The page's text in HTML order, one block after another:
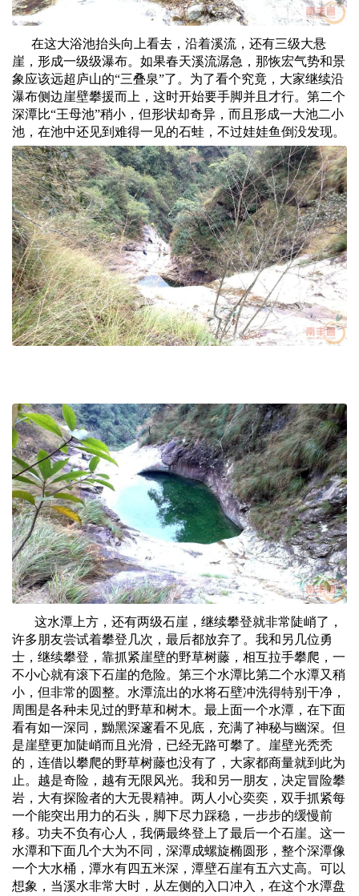
在这大浴池抬头向上看去，沿着溪流，还有三级大悬
崖，形成一级级瀑布。如果春天溪流潺急，那恢宏气势和景
象应该远超庐山的“三叠泉”了。为了看个究竟，大家继续沿
瀑布侧边崖壁攀援而上，这时开始要手脚并且才行。第二个
深潭比“王母池”稍小，但形状却奇异，而且形成一大池二小
池，在池中还见到难得一见的石蛙，不过娃娃鱼倒没发现。
这水潭上方，还有两级石崖，继续攀登就非常陡峭了，
许多朋友尝试着攀登几次，最后都放弃了。我和另几位勇
士，继续攀登，靠抓紧崖壁的野草树藤，相互拉手攀爬，一
不小心就有滚下石崖的危险。第三个水潭比第二个水潭又稍
小，但非常的圆整。水潭流出的水将石壁冲洗得特别干净，
周围是各种未见过的野草和树木。最上面一个水潭，在下面
看有如一深同，黝黑深邃看不见底，充满了神秘与幽深。但
是崖壁更加陡峭而且光滑，已经无路可攀了。崖壁光秃秃
的，连借以攀爬的野草树藤也没有了，大家都商量就到此为
止。越是奇险，越有无限风光。我和另一朋友，决定冒险攀
岩，大有探险者的大无畏精神。两人小心奕奕，双手抓紧每
一个能突出用力的石头，脚下尽力踩稳，一步步的缓慢前
移。功夫不负有心人，我俩最终登上了最后一个石崖。这一
水潭和下面几个大为不同，深潭成螺旋椭圆形，整个深潭像
一个大水桶，潭水有四五米深，潭壁石崖有五六丈高。可以
想象，当溪水非常大时，从左侧的入口冲入，在这个水潭盘